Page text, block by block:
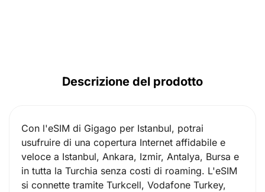
Descrizione del prodotto
Con l'eSIM di Gigago per Istanbul, potrai
usufruire di una copertura Internet affidabile e
veloce a Istanbul, Ankara, Izmir, Antalya, Bursa e
in tutta la Turchia senza costi di roaming. L'eSIM
si connette tramite Turkcell, Vodafone Turkey,